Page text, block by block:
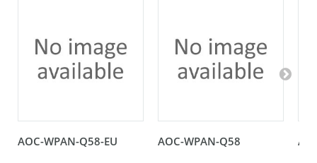
AOC-WPAN-Q58-EU AOC-WPAN-Q58